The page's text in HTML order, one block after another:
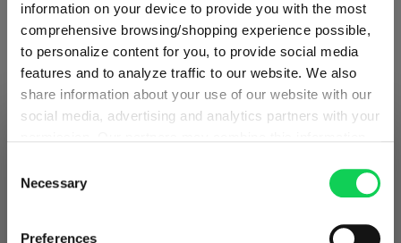
information on your device to provide you with the most
comprehensive browsing/shopping experience possible,
to personalize content for you, to provide social media
features and to analyze traffic to our website. We also
share information about your use of our website with our
social media, advertising and analytics partners with your
they have collected as part of your use of the services.
This may include the transfer of your data to the USA,
which is not certified as having an adequate level of data
Selection
Necessary
Preferences
Regulärer Preis:
€ 29,90
Inkl. MwSt.
1 Verpackungseinheit enthält 6 Stück.
In den Warenkorb
Erkannt in
Sie sehen
Preise, Lieferzeiten und Zölle in diesem Shop gelten für